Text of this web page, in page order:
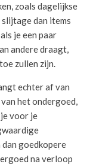
zoals dagelijkse
dan items
je een paar
andere draagt,
zullen zijn.
echter af van
het ondergoed,
voor je
dan goedkopere
na verloop